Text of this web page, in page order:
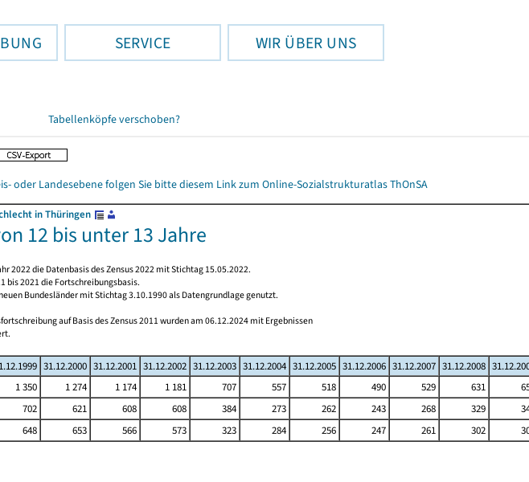
SERVICE WIR ÜBER UNS
Tabellenköpfe verschoben?
oder Landesebene folgen Sie bitte diesem Link zum Online-Sozialstrukturatlas ThOnSA
in Thüringen
12 bis unter 13 Jahre
2022 die Datenbasis des Zensus 2022 mit Stichtag 15.05.2022.
bis 2021 die Fortschreibungsbasis.
Bundesländer mit Stichtag 3.10.1990 als Datengrundlage genutzt.
auf Basis des Zensus 2011 wurden am 06.12.2024 mit Ergebnissen
31.12.2000 31.12.2001 31.12.2002 31.12.2003 31.12.2004 31.12.2005 31.12.2006 31.12.2007 31.12.2008
1 350 1 274 1 174 1 181 707 557 518 490 529 631
702 621 608 608 384 273 262 243 268 329
648 653 566 573 323 284 256 247 261 302